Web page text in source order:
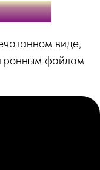
виде,
файлам